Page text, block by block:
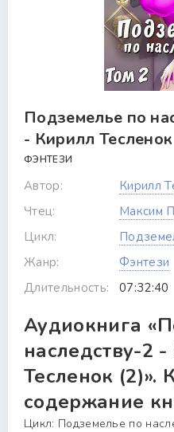
Подземелье по
- Кирилл
ФЭНТЕЗИ
Автор:
Кирилл
Чтец:
Максим
Цикл:
Жанр:
Фэнтези
Длительность:
07:32:40
Аудиокнига
наследству-2
Тесленок (2)».
содержание
Цикл: Подземелье по